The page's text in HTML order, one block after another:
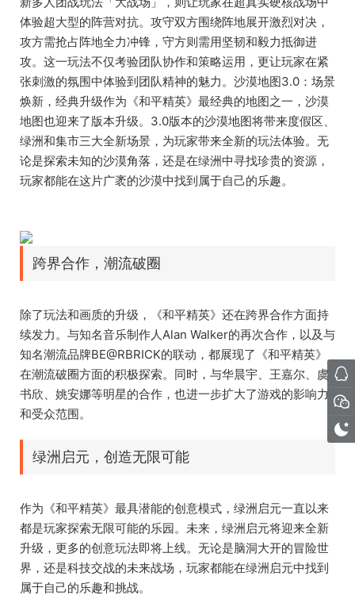
体验超大型的阵营对抗。攻守双方围绕阵地展开激烈对决，
攻方需抢占阵地全力冲锋，守方则需用坚韧和毅力抵御进
攻。这一玩法不仅考验团队协作和策略运用，更让玩家在紧
张刺激的氛围中体验到团队精神的魅力。沙漠地图3.0：场景
焕新，经典升级作为《和平精英》最经典的地图之一，沙漠
地图也迎来了版本升级。3.0版本的沙漠地图将带来度假区、
绿洲和集市三大全新场景，为玩家带来全新的玩法体验。无
论是探索未知的沙漠角落，还是在绿洲中寻找珍贵的资源，
玩家都能在这片广袤的沙漠中找到属于自己的乐趣。
跨界合作，潮流破圈
除了玩法和画质的升级，《和平精英》还在跨界合作方面持
续发力。与知名音乐制作人Alan Walker的再次合作，以及与
知名潮流品牌BE@RBRICK的联动，都展现了《和平精英》
在潮流破圈方面的积极探索。同时，与华晨宇、王嘉尔、虞
书欣、姚安娜等明星的合作，也进一步扩大了游戏的影响力
和受众范围。
绿洲启元，创造无限可能
作为《和平精英》最具潜能的创意模式，绿洲启元一直以来
都是玩家探索无限可能的乐园。未来，绿洲启元将迎来全新
升级，更多的创意玩法即将上线。无论是脑洞大开的冒险世
界，还是科技交战的未来战场，玩家都能在绿洲启元中找到
属于自己的乐趣和挑战。